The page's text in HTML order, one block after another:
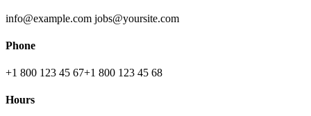
info@example.com jobs@yoursite.com
Phone
+1 800 123 45 67+1 800 123 45 68
Hours